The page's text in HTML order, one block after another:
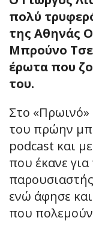
πολύ
της Αθηνάς
Μπρούνο
έρωτα που
του.
Στο
του πρώην
podcast και
που έκανε
ενώ άφησε
που πολεμούν